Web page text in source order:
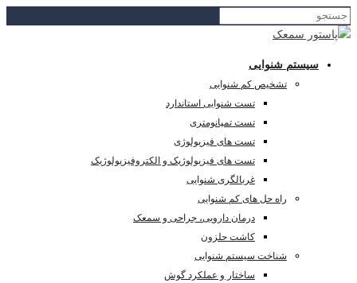
سیستم شنوایی
تشخیص کم شنوایی
تست شنوایی استاندارد
تست تمپانومتری
تست های فیزیولوژی
تست های فیزیولوژیک و الکتروفیزیولوژیک
غربالگری شنوایی
راه حل های کم شنوایی
درمان دارویی، جراحی و سمعک
کاشت حلزون
شناخت سیستم شنوایی
ساختار و عملکرد گوش